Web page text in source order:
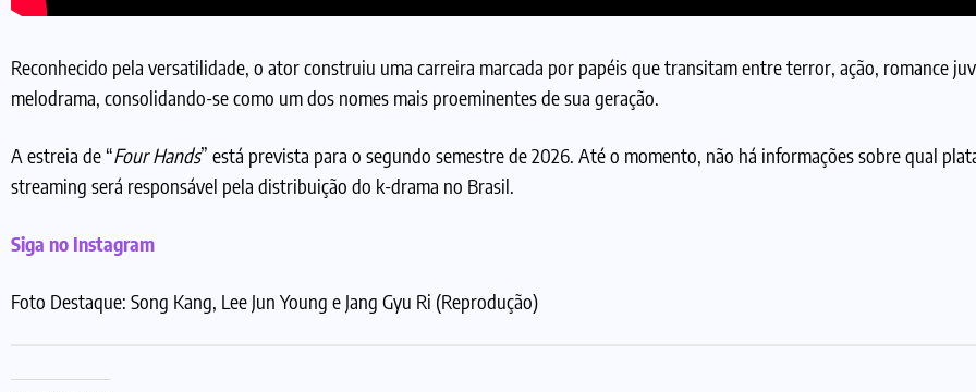
Reconhecido pela versatilidade, o ator construiu uma carreira marcada por papéis que transitam entre terror, ação, romance
melodrama, consolidando-se como um dos nomes mais proeminentes de sua geração.
A estreia de “Four Hands” está prevista para o segundo semestre de 2026. Até o momento, não há informações sobre qual
streaming será responsável pela distribuição do k-drama no Brasil.
Siga no Instagram
Foto Destaque: Song Kang, Lee Jun Young e Jang Gyu Ri (Reprodução)